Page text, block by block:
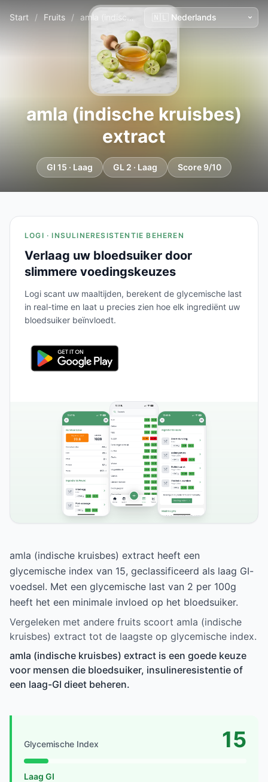
Start / Fruits / amla (indische kruisbes) extract
amla (indische kruisbes)
extract
GI 15 · Laag GL 2 · Laag Score 9/10
LOGI · INSULINERESISTENTIE BEHEREN
Verlaag uw bloedsuiker door
slimmere voedingskeuzes
Logi scant uw maaltijden, berekent de glycemische last
in real-time en laat u precies zien hoe elk ingrediënt uw
bloedsuiker beïnvloedt.
amla (indische kruisbes) extract heeft een
glycemische index van 15, geclassificeerd als laag GI-
voedsel. Met een glycemische last van 2 per 100g
heeft het een minimale invloed op het bloedsuiker.
Vergeleken met andere fruits scoort amla (indische
kruisbes) extract tot de laagste op glycemische index.
amla (indische kruisbes) extract is een goede keuze
voor mensen die bloedsuiker, insulineresistentie of
een laag-GI dieet beheren.
Glycemische Index 15
Laag GI